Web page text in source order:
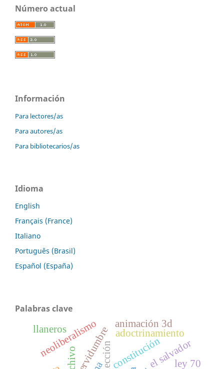
Número actual
Información
Para lectores/as
Para autores/as
Para bibliotecarios/as
Idioma
English
Français (France)
Italiano
Português (Brasil)
Español (España)
Palabras clave
archivo el salvador
constitución
neoliberalismo
servidumbre adoctrinamiento
animación 3d
llaneros
ley 70